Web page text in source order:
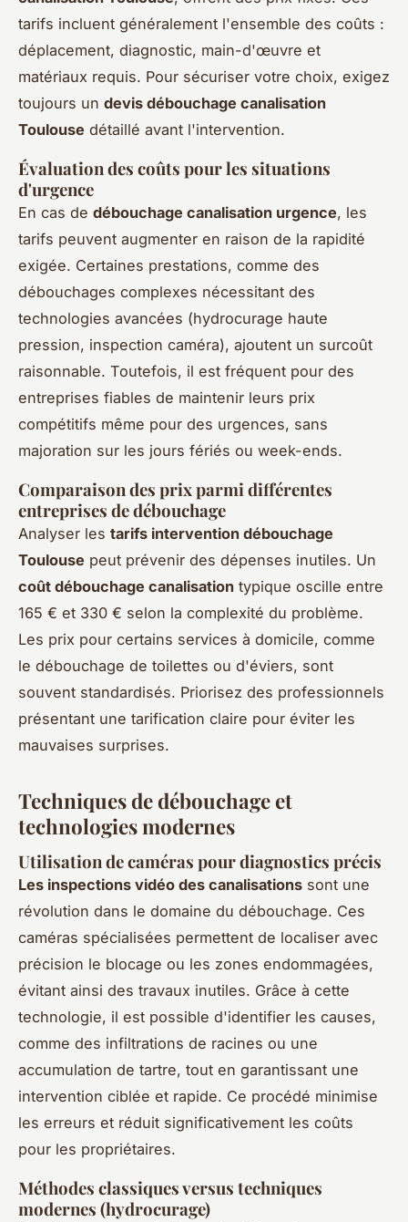
tarifs incluent généralement l'ensemble des coûts :
déplacement, diagnostic, main-d'œuvre et
matériaux requis. Pour sécuriser votre choix, exigez
toujours un devis débouchage canalisation
Toulouse détaillé avant l'intervention.
Évaluation des coûts pour les situations
d'urgence
En cas de débouchage canalisation urgence, les
tarifs peuvent augmenter en raison de la rapidité
exigée. Certaines prestations, comme des
débouchages complexes nécessitant des
technologies avancées (hydrocurage haute
pression, inspection caméra), ajoutent un surcoût
raisonnable. Toutefois, il est fréquent pour des
entreprises fiables de maintenir leurs prix
compétitifs même pour des urgences, sans
majoration sur les jours fériés ou week-ends.
Comparaison des prix parmi différentes
entreprises de débouchage
Analyser les tarifs intervention débouchage
Toulouse peut prévenir des dépenses inutiles. Un
coût débouchage canalisation typique oscille entre
165 € et 330 € selon la complexité du problème.
Les prix pour certains services à domicile, comme
le débouchage de toilettes ou d'éviers, sont
souvent standardisés. Priorisez des professionnels
présentant une tarification claire pour éviter les
mauvaises surprises.
Techniques de débouchage et
technologies modernes
Utilisation de caméras pour diagnostics précis
Les inspections vidéo des canalisations sont une
révolution dans le domaine du débouchage. Ces
caméras spécialisées permettent de localiser avec
précision le blocage ou les zones endommagées,
évitant ainsi des travaux inutiles. Grâce à cette
technologie, il est possible d'identifier les causes,
comme des infiltrations de racines ou une
accumulation de tartre, tout en garantissant une
intervention ciblée et rapide. Ce procédé minimise
les erreurs et réduit significativement les coûts
pour les propriétaires.
Méthodes classiques versus techniques
modernes (hydrocurage)